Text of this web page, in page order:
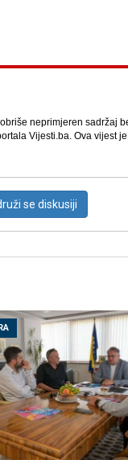
neprimjeren sadržaj
Vijesti.ba. Ova vijest
se diskusiji